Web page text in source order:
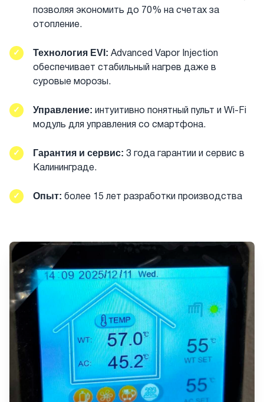
позволяя экономить до 70% на счетах за
отопление.
✓ Технология EVI: Advanced Vapor Injection
обеспечивает стабильный нагрев даже в
суровые морозы.
✓ Управление: интуитивно понятный пульт и Wi-Fi
модуль для управления со смартфона.
✓ Гарантия и сервис: 3 года гарантии и сервис в
Калининграде.
✓ Опыт: более 15 лет разработки производства